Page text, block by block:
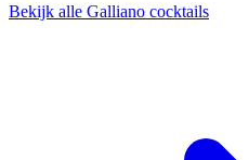
Bekijk alle Galliano cocktails